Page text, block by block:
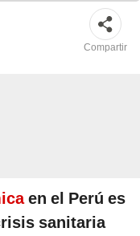
Compartir
en el Perú es
sanitaria